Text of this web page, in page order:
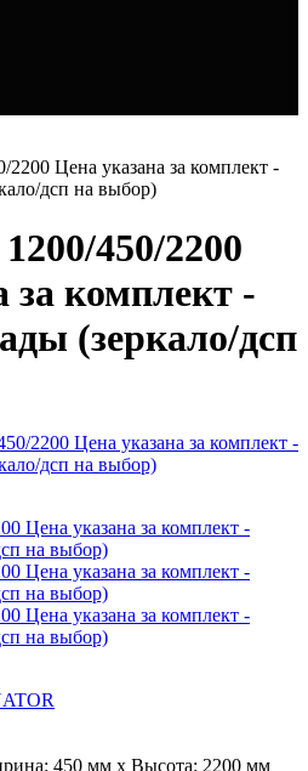
Цена указана за комплект -
дсп на выбор)
450/2200
за комплект -
(зеркало/дсп
450 мм x Высота: 2200 мм